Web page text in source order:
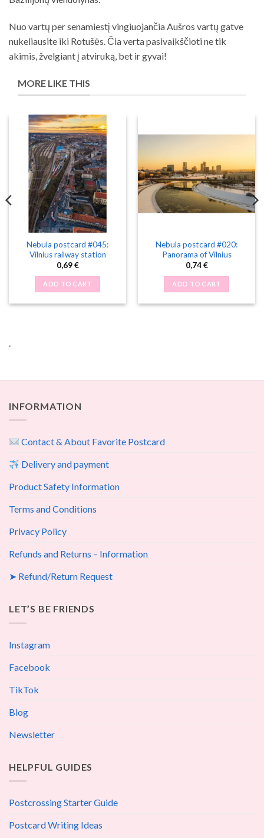
Nuo vartų per senamiestį vingiuojančia Aušros vartų gatve
nukeliausite iki Rotušės. Čia verta pasivaikščioti ne tik
akimis, žvelgiant į atviruką, bet ir gyvai!
MORE LIKE THIS
Nebula postcard #045:
Vilnius railway station
0,69€
ADD TO CART
Nebula postcard #020:
Panorama of Vilnius
0,74€
ADD TO CART
.
INFORMATION
Contact & About Favorite Postcard
Delivery and payment
Product Safety Information
Terms and Conditions
Privacy Policy
Refunds and Returns – Information
➤ Refund/Return Request
LET’S BE FRIENDS
Instagram
Facebook
TikTok
Blog
Newsletter
HELPFUL GUIDES
Postcrossing Starter Guide
Postcard Writing Ideas